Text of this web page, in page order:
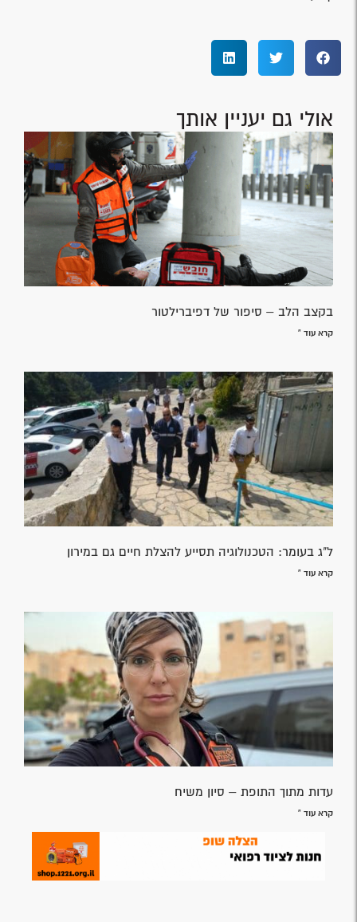
אולי גם יעניין אותך
בקצב הלב – סיפור של דפיברילטור
קרא עוד »
ל"ג בעומר: הטכנולוגיה תסייע להצלת חיים גם במירון
קרא עוד »
עדות מתוך התופת – סיון משיח
קרא עוד »